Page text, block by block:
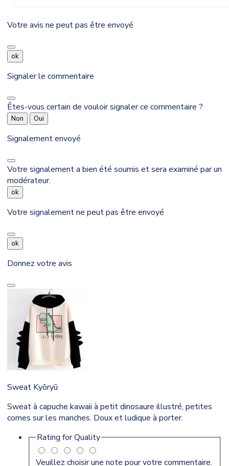
Votre avis ne peut pas être envoyé
ok
Signaler le commentaire
Êtes-vous certain de vouloir signaler ce commentaire ?
Non Oui
Signalement envoyé
Votre signalement a bien été soumis et sera examiné par un
modérateur.
ok
Votre signalement ne peut pas être envoyé
ok
Donnez votre avis
Sweat Kyōryū
Sweat à capuche kawaii à petit dinosaure illustré, petites
cornes sur les manches. Doux et ludique à porter.
Rating forQuality
Veuillez choisir une note pour votre commentaire.